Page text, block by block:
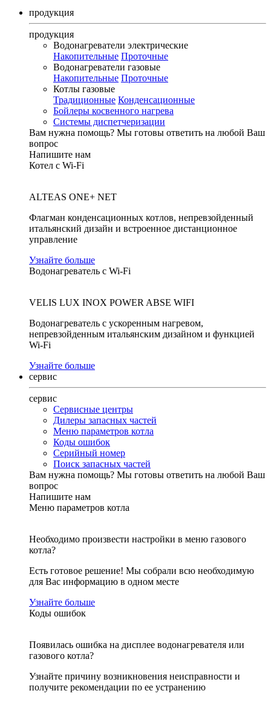
продукция
продукция
Водонагреватели электрические
Накопительные Проточные
Водонагреватели газовые
Накопительные Проточные
Котлы газовые
Традиционные Конденсационные
Бойлеры косвенного нагрева
Системы диспетчеризации
Вам нужна помощь? Мы готовы ответить на любой Ваш
вопрос
Напишите нам
Котел с Wi-Fi
ALTEAS ONE+ NET
Флагман конденсационных котлов, непревзойденный
итальянский дизайн и встроенное дистанционное
управление
Узнайте больше
Водонагреватель с Wi-Fi
VELIS LUX INOX POWER ABSE WIFI
Водонагреватель с ускоренным нагревом,
непревзойденным итальянским дизайном и функцией
Wi-Fi
Узнайте больше
сервис
сервис
Сервисные центры
Дилеры запасных частей
Меню параметров котла
Коды ошибок
Серийный номер
Поиск запасных частей
Вам нужна помощь? Мы готовы ответить на любой Ваш
вопрос
Напишите нам
Меню параметров котла
Необходимо произвести настройки в меню газового
котла?
Есть готовое решение! Мы собрали всю необходимую
для Вас информацию в одном месте
Узнайте больше
Коды ошибок
Появилась ошибка на дисплее водонагревателя или
газового котла?
Узнайте причину возникновения неисправности и
получите рекомендации по ее устранению